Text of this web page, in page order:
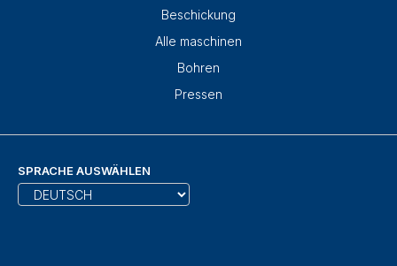
Beschickung
Alle maschinen
Bohren
Pressen
SPRACHE AUSWÄHLEN